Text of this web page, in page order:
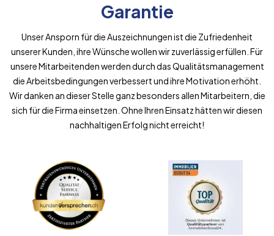
Garantie
Unser Ansporn für die Auszeichnungen ist die Zufriedenheit
unserer Kunden, ihre Wünsche wollen wir zuverlässig erfüllen. Für
unsere Mitarbeitenden werden durch das Qualitätsmanagement
die Arbeitsbedingungen verbessert und ihre Motivation erhöht.
Wir danken an dieser Stelle ganz besonders allen Mitarbeitern, die
sich für die Firma einsetzen. Ohne Ihren Einsatz hätten wir diesen
nachhaltigen Erfolg nicht erreicht!